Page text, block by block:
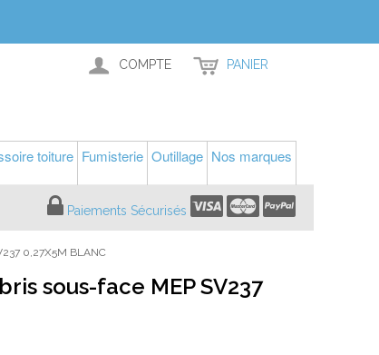
COMPTE PANIER
toiture Fumisterie Outillage Nos marques
Paiements Sécurisés
0,27X5M BLANC
sous-face MEP SV237